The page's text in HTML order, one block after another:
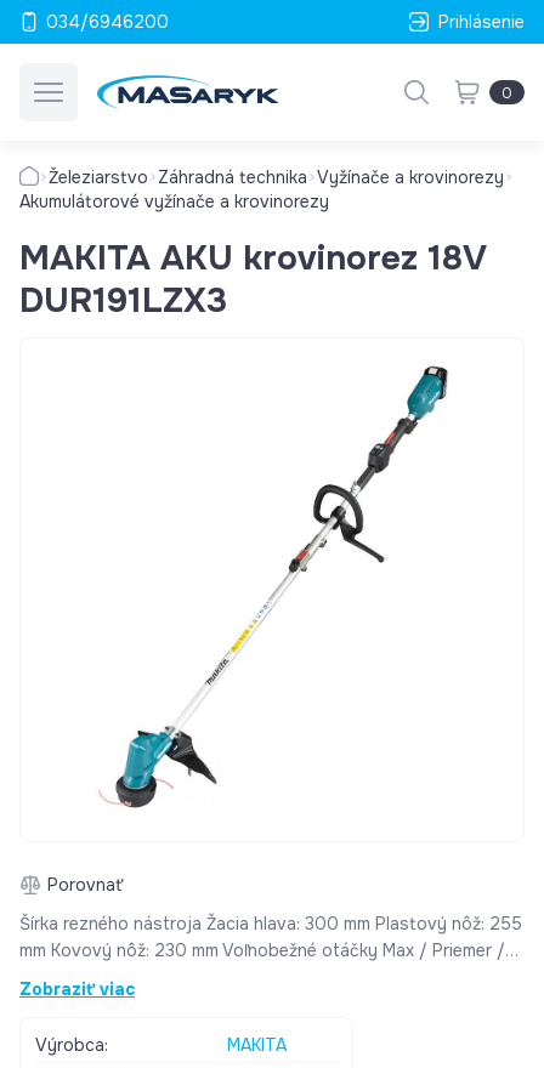
034/6946200 Prihlásenie
0
Železiarstvo Záhradná technika Vyžínače a krovinorezy
Akumulátorové vyžínače a krovinorezy
MAKITA AKU krovinorez 18V
DUR191LZX3
Porovnať
Šírka rezného nástroja Žacia hlava: 300 mm Plastový nôž: 255
mm Kovový nôž: 230 mm Voľnobežné otáčky Max / Priemer /
Min / ADT mód 6.000 / 5.100 / 3.500 / 4.000 – 6.000 min-1
Akumulátor 18 V Veľkosť vretena M10 x 1,25 LH Hmotnosť 2,9
Zobraziť viac
Výrobca:
MAKITA